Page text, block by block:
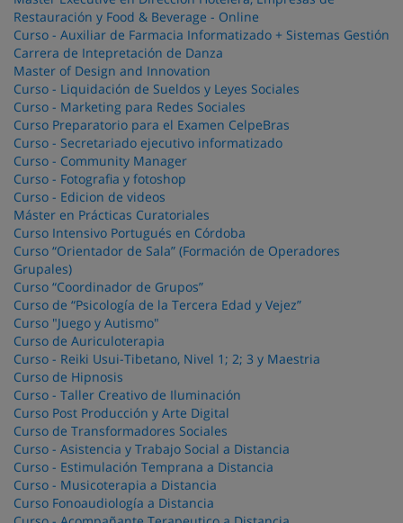
Restauración y Food & Beverage - Online
Curso - Auxiliar de Farmacia Informatizado + Sistemas Gestión
Carrera de Intepretación de Danza
Master of Design and Innovation
Curso - Liquidación de Sueldos y Leyes Sociales
Curso - Marketing para Redes Sociales
Curso Preparatorio para el Examen CelpeBras
Curso - Secretariado ejecutivo informatizado
Curso - Community Manager
Curso - Fotografia y fotoshop
Curso - Edicion de videos
Máster en Prácticas Curatoriales
Curso Intensivo Portugués en Córdoba
Curso “Orientador de Sala” (Formación de Operadores
Grupales)
Curso “Coordinador de Grupos”
Curso de “Psicología de la Tercera Edad y Vejez”
Curso "Juego y Autismo"
Curso de Auriculoterapia
Curso - Reiki Usui-Tibetano, Nivel 1; 2; 3 y Maestria
Curso de Hipnosis
Curso - Taller Creativo de Iluminación
Curso Post Producción y Arte Digital
Curso de Transformadores Sociales
Curso - Asistencia y Trabajo Social a Distancia
Curso - Estimulación Temprana a Distancia
Curso - Musicoterapia a Distancia
Curso Fonoaudiología a Distancia